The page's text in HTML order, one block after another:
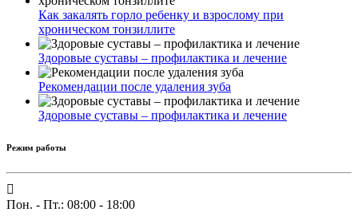
Как закалять горло ребенку и взрослому при
хроническом тонзиллите
Здоровые суставы – профилактика и лечение
Рекомендации после удаления зуба
Здоровые суставы – профилактика и лечение
Режим работы
Пон. - Пт.: 08:00 - 18:00